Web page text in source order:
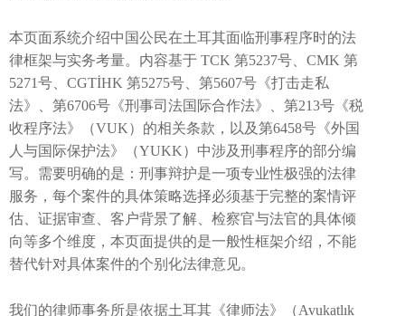
本页面系统介绍中国公民在土耳其面临刑事程序时的法
律框架与实务考量。内容基于 TCK 第5237号、CMK 第
5271号、CGTİHK 第5275号、第5607号《打击走私
法》、第6706号《刑事司法国际合作法》、第213号《税
收程序法》（VUK）的相关条款，以及第6458号《外国
人与国际保护法》（YUKK）中涉及刑事程序的部分编
写。需要明确的是：刑事辩护是一项专业性极强的法律
服务，每个案件的具体策略选择必须基于完整的案情评
估、证据审查、客户背景了解、检察官与法官的具体倾
向等多个维度，本页面提供的是一般性框架介绍，不能
替代针对具体案件的个别化法律意见。
我们的律师事务所是依据土耳其《律师法》（Avukatlık